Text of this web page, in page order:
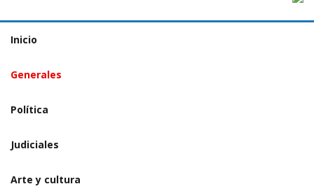
Inicio
Generales
Política
Judiciales
Arte y cultura